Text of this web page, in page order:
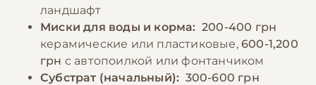
ландшафт
Миски для воды и корма: 200-400 грн
керамические или пластиковые, 600-1,200
грн с автопоилкой или фонтанчиком
Субстрат (начальный): 300-600 грн